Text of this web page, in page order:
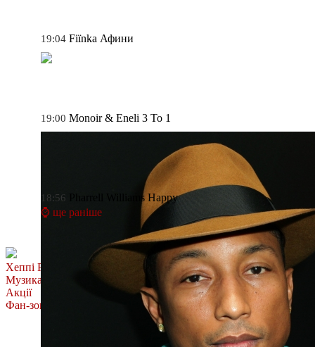
19:04 Fiїnka Афини
19:00 Monoir & Eneli 3 To 1
18:56 Pharrell Williams Happy
⌚ ще раніше
Хеппі Ранок
Музика
Акції
Фан-зона
Олена Тополя